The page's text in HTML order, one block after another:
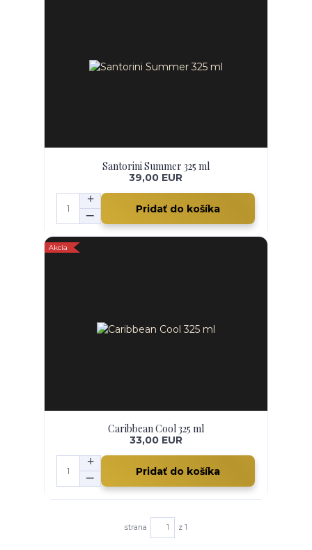
Santorini Summer 325 ml
39,00 EUR
Pridať do košíka
Akcia
Caribbean Cool 325 ml
33,00 EUR
Pridať do košíka
strana z 1